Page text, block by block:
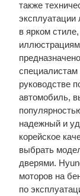
также
эксплуатации
в ярком
руководстве
автомобиль,
надежный и
корейское
выбрать
дверями.
моторов на
по